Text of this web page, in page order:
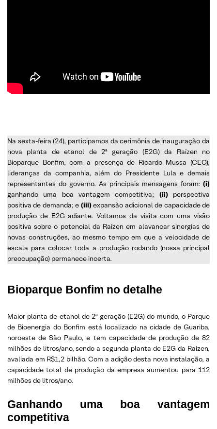
Na sexta-feira (24), participamos da cerimônia de inauguração da
nova planta de etanol de 2ª geração (E2G) da Raízen no
Bioparque Bonfim, com a presença de Ricardo Mussa (CEO),
lideranças da companhia, além do Presidente Lula e demais
representantes do governo. As principais mensagens foram: (i)
ganhando uma boa vantagem competitiva; (ii) perspectiva
positiva de demanda; e (iii)expansão adicional de capacidade de
produção de E2G adiante. Voltamos da visita com uma visão
positiva sobre o potencial da Raízen em alavancar sinergias de
novas construções, ao mesmo tempo em que a velocidade de
escala para colocar toda a produção rodando (nossa principal
preocupação) permanece incerta.
Bioparque Bonfim no detalhe
Maior planta de etanol de 2ª geração (E2G) do mundo, o Parque
de Bioenergia do Bonfim está localizado na cidade de Guariba,
noroeste de São Paulo, e tem capacidade de produção de 82
milhões de litros/ano, sendo a segunda planta de E2G da Raízen,
avaliada em R$1,2 bilhão. Com a adição desta nova instalação, a
capacidade total de produção da empresa aumentou para 112
milhões de litros/ano.
Ganhando uma boa vantagem
competitiva